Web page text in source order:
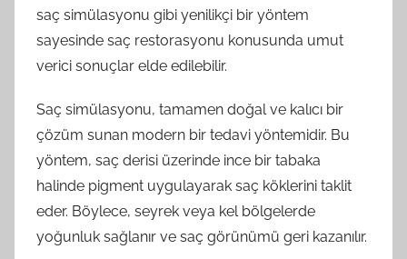
saç simülasyonu gibi yenilikçi bir yöntem
sayesinde saç restorasyonu konusunda umut
verici sonuçlar elde edilebilir.
Saç simülasyonu, tamamen doğal ve kalıcı bir
çözüm sunan modern bir tedavi yöntemidir. Bu
yöntem, saç derisi üzerinde ince bir tabaka
halinde pigment uygulayarak saç köklerini taklit
eder. Böylece, seyrek veya kel bölgelerde
yoğunluk sağlanır ve saç görünümü geri kazanılır.